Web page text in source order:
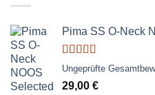
Pima SS O-Neck
Bewertet
mit 5.00
5
Ungeprüfte
29,00 €